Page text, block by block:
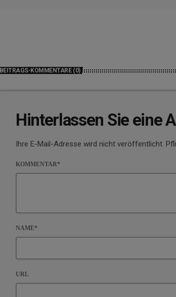
BEITRAGS-KOMMENTARE (0)
Hinterlassen Sie eine
Ihre E-Mail-Adresse wird nicht veröffentlicht.
KOMMENTAR*
NAME*
URL